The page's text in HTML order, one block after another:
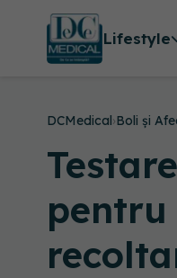
Lifestyle
DCMedical›Boli și
pentru